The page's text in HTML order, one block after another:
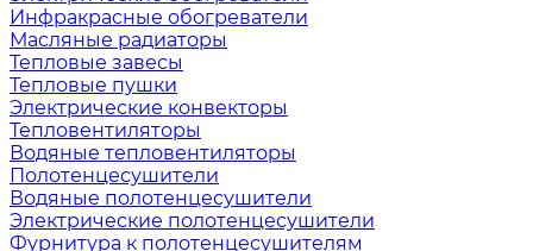
Инфракрасные обогреватели
Масляные радиаторы
Тепловые завесы
Тепловые пушки
Электрические конвекторы
Тепловентиляторы
Водяные тепловентиляторы
Полотенцесушители
Водяные полотенцесушители
Электрические полотенцесушители
Фурнитура к полотенцесушителям